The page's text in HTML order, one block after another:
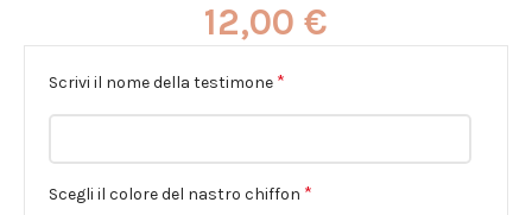
12,00 €
Scrivi il nome della testimone *
Scegli il colore del nastro chiffon *